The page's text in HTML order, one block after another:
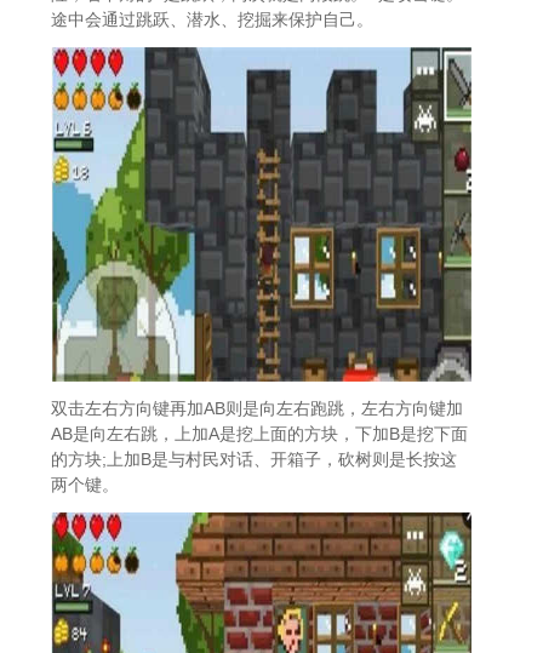
途中会通过跳跃、潜水、挖掘来保护自己。
双击左右方向键再加AB则是向左右跑跳，左右方向键加
AB是向左右跳，上加A是挖上面的方块，下加B是挖下面
的方块;上加B是与村民对话、开箱子，砍树则是长按这
两个键。